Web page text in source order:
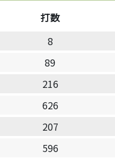
打数
8
89
216
626
207
596